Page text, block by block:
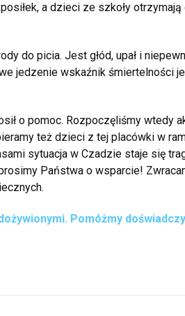
a dzieci ze szkoły
do picia. Jest głód, upał i
jedzenie wskaźnik śmiertelności
o pomoc. Rozpoczęliśmy wtedy
też dzieci z tej placówki w
sytuacja w Czadzie staje się
Państwa o wsparcie!
Pomóżmy